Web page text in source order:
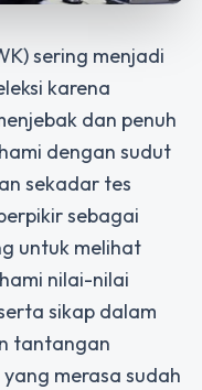
sering menjadi
karena
dan penuh
dengan sudut
sekadar tes
sebagai
untuk melihat
nilai-nilai
sikap dalam
tantangan
merasa sudah